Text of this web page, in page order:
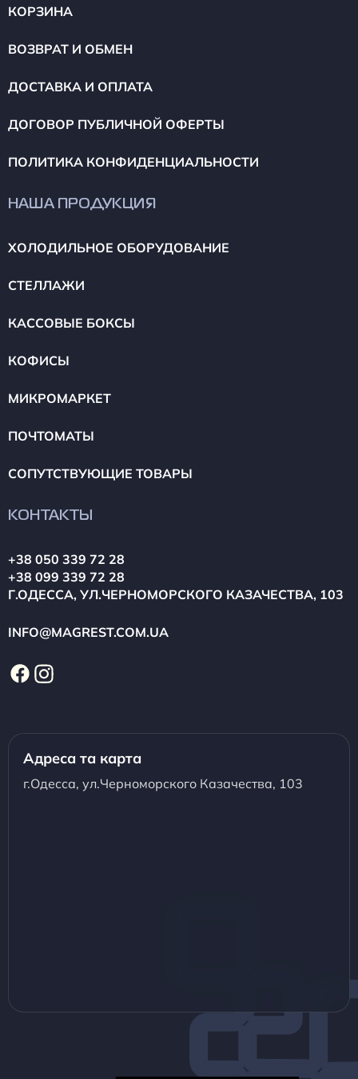
КОРЗИНА
ВОЗВРАТ И ОБМЕН
ДОСТАВКА И ОПЛАТА
ДОГОВОР ПУБЛИЧНОЙ ОФЕРТЫ
ПОЛИТИКА КОНФИДЕНЦИАЛЬНОСТИ
НАША ПРОДУКЦИЯ
ХОЛОДИЛЬНОЕ ОБОРУДОВАНИЕ
СТЕЛЛАЖИ
КАССОВЫЕ БОКСЫ
КОФИСЫ
МИКРОМАРКЕТ
ПОЧТОМАТЫ
СОПУТСТВУЮЩИЕ ТОВАРЫ
КОНТАКТЫ
+38 050 339 72 28
+38 099 339 72 28
Г.ОДЕССА, УЛ.ЧЕРНОМОРСКОГО КАЗАЧЕСТВА, 103
INFO@MAGREST.COM.UA
Адреса та карта
г.Одесса, ул.Черноморского Казачества, 103